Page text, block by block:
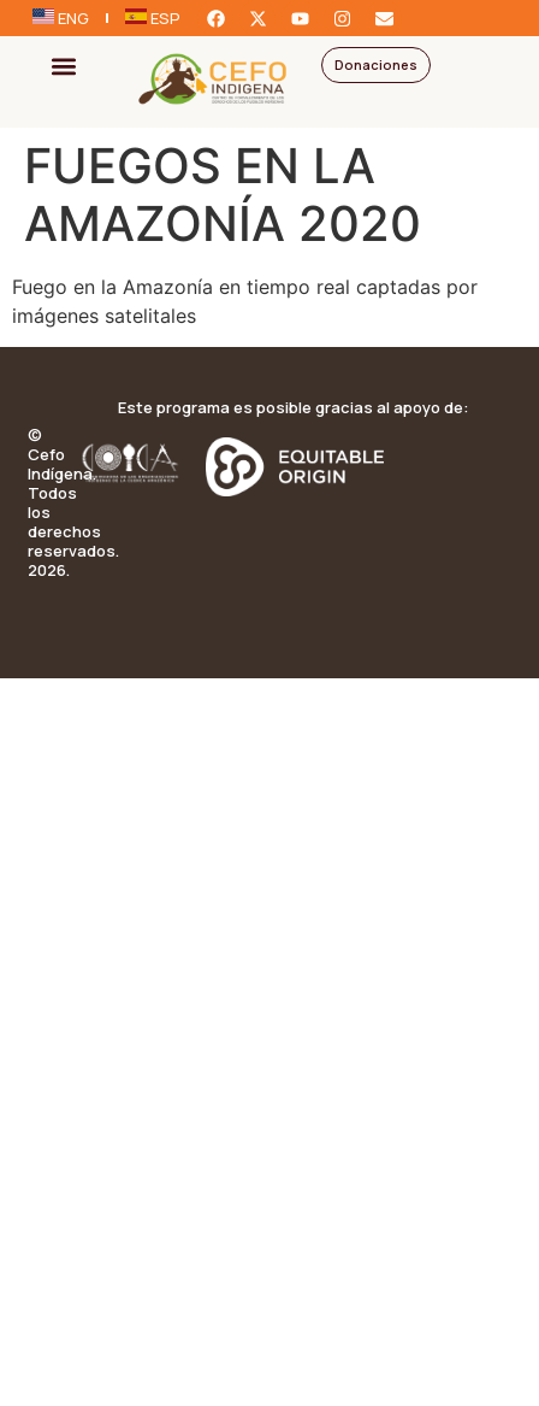
ENG ESP
Donaciones
FUEGOS EN LA
AMAZONÍA 2020
Fuego en la Amazonía en tiempo real captadas por
imágenes satelitales
©
Cefo
Indígena.
Todos
los
derechos
reservados.
2026.
Este programa es posible gracias al apoyo de: